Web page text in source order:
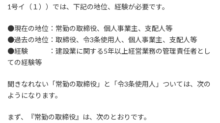
1号イ（１））では、下記の地位、経験が必要です。
●現在の地位：常勤の取締役、個人事業主、支配人等
●過去の地位：取締役、令3条使用人、個人事業主、支配人等
●経験 ：建設業に関する5年以上経営業務の管理責任者とし
ての経験等
聞きなれない「常勤の取締役」と「令3条使用人」ついては、次の
ようになります。
まず、『常勤の取締役』は、次のとおりです。